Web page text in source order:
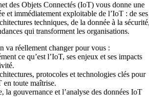
des Objets Connectés (IoT) vous donne une
et immédiatement exploitable de l’IoT : de ses
techniques, de la donnée à la
qui transforment les organisations.
va réellement changer pour vous :
ce qu’est l’IoT, ses enjeux et ses impacts
protocoles et technologies clés pour
toute maîtrise.
la gouvernance et l’analyse des données IoT